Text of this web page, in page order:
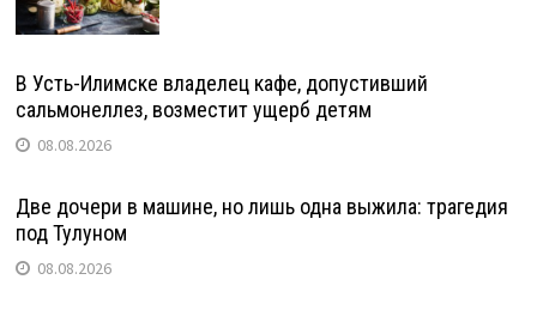
В Усть-Илимске владелец кафе, допустивший
сальмонеллез, возместит ущерб детям
08.08.2026
Две дочери в машине, но лишь одна выжила: трагедия
под Тулуном
08.08.2026